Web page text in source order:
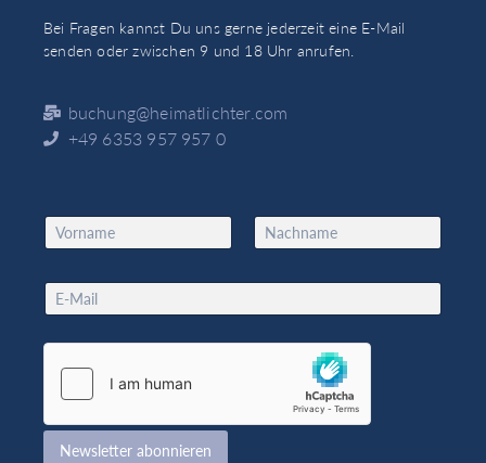
Bei Fragen kannst Du uns gerne jederzeit eine E-Mail
senden oder zwischen 9 und 18 Uhr anrufen.
buchung@heimatlichter.com
+49 6353 957 957 0
N
a
e
*
Vorname Nachname
*
N
a
E
m
i
Newsletter abonnieren